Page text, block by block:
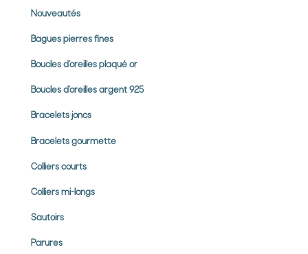
Nouveautés
Bagues pierres fines
Boucles d’oreilles plaqué or
Boucles d’oreilles argent 925
Bracelets joncs
Bracelets gourmette
Colliers courts
Colliers mi-longs
Sautoirs
Parures